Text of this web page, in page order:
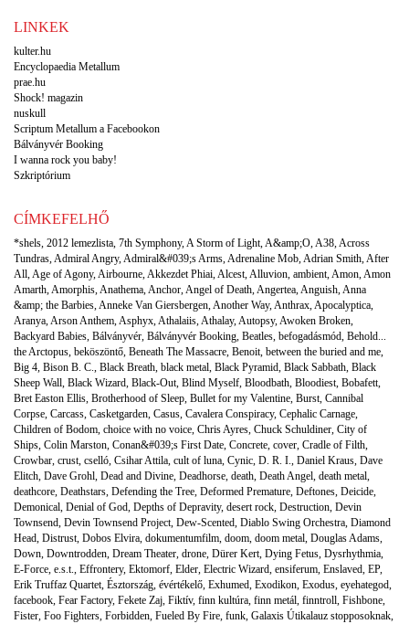
LINKEK
kulter.hu
Encyclopaedia Metallum
prae.hu
Shock! magazin
nuskull
Scriptum Metallum a Facebookon
Bálványvér Booking
I wanna rock you baby!
Szkriptórium
CÍMKEFELHŐ
*shels, 2012 lemezlista, 7th Symphony,A Storm of Light,A&amp;O,A38,Across
Tundras,Admiral Angry,Admiral&#039;s Arms,Adrenaline Mob,Adrian Smith,After
All,Age of Agony,Airbourne,Akkezdet Phiai,Alcest,Alluvion, ambient,Amon,Amon
Amarth,Amorphis,Anathema,Anchor,Angel of Death,Angertea,Anguish,Anna
&amp; the Barbies,Anneke Van Giersbergen,Another Way,Anthrax,Apocalyptica,
Aranya,Arson Anthem,Asphyx,Athalaiis,Athalay,Autopsy,Awoken Broken,
Backyard Babies, Bálványvér, Bálványvér Booking, Beatles, befogadásmód, Behold...
the Arctopus, beköszöntő, Beneath The Massacre, Benoit, between the buried and me,
Big 4, Bison B. C., Black Breath, black metal, Black Pyramid, Black Sabbath, Black
Sheep Wall, Black Wizard, Black-Out, Blind Myself, Bloodbath, Bloodiest, Bobafett,
Bret Easton Ellis, Brotherhood of Sleep, Bullet for my Valentine, Burst, Cannibal
Corpse, Carcass, Casketgarden, Casus, Cavalera Conspiracy, Cephalic Carnage,
Children of Bodom, choice with no voice, Chris Ayres, Chuck Schuldiner, City of
Ships, Colin Marston, Conan&#039;s First Date, Concrete, cover, Cradle of Filth,
Crowbar, crust, cselló, Csihar Attila, cult of luna, Cynic, D. R. I., Daniel Kraus, Dave
Elitch, Dave Grohl, Dead and Divine, Deadhorse, death, Death Angel, death metal,
deathcore, Deathstars, Defending the Tree, Deformed Premature, Deftones, Deicide,
Demonical, Denial of God, Depths of Depravity, desert rock, Destruction, Devin
Townsend, Devin Townsend Project, Dew-Scented, Diablo Swing Orchestra, Diamond
Head, Distrust, Dobos Elvira, dokumentumfilm, doom, doom metal, Douglas Adams,
Down, Downtrodden, Dream Theater, drone, Dürer Kert, Dying Fetus, Dysrhythmia,
E-Force, e.s.t., Effrontery, Ektomorf, Elder, Electric Wizard, ensiferum, Enslaved, EP,
Erik Truffaz Quartet, Észtország, évértékelő, Exhumed, Exodikon, Exodus, eyehategod,
facebook, Fear Factory, Fekete Zaj, Fiktív, finn kultúra, finn metál, finntroll, Fishbone,
Fister, Foo Fighters, Forbidden, Fueled By Fire, funk, Galaxis Útikalauz stopposoknak,